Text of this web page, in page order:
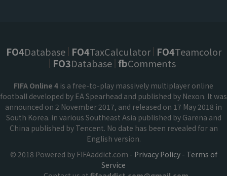
FO4Database FO4TaxCalculator FO4Teamcolor
FO3Database fbComments
FIFA Online 4 is a free-to-play massively multiplayer online
football developed by EA Spearhead and published by Nexon. It was
announced on 2 November 2017, and released on 17 May 2018 in
South Korea. in various Southeast Asia published by Garena and
China published by Tencent. No date has been revealed for an
English version.
© 2018 Powered by FIFAaddict.com - Privacy Policy- Terms of
Service